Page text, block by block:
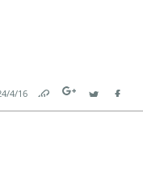
Facebook
Twitter
Link
16‏/4‏/2024